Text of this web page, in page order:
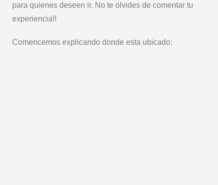
para quienes deseen ir. No te olvides de comentar tu
experiencia!!
Comencemos explicando donde esta ubicado: